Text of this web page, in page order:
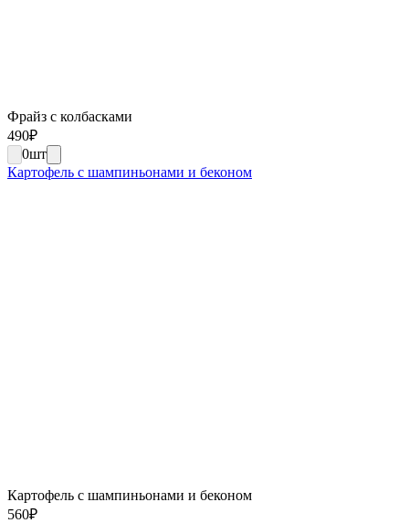
Фрайз с колбасками
490₽
0шт
Картофель с шампиньонами и беконом
Картофель с шампиньонами и беконом
560₽